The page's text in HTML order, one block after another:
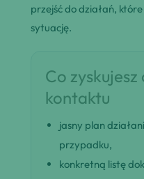
przejść do działań,
sytuację.
Co
kontaktu
jasny plan
przypadku,
konkretną listę